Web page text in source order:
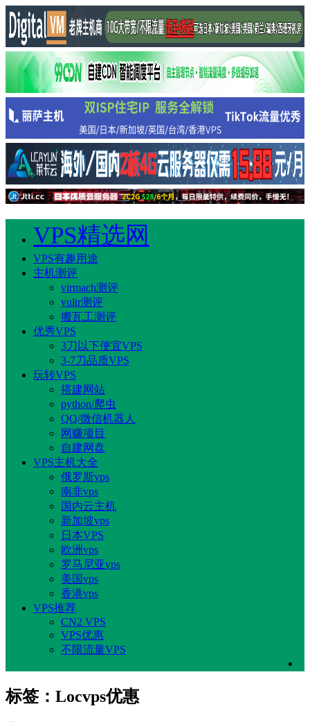
VPS精选网
VPS有趣用途
主机测评
virmach测评
vultr测评
搬瓦工测评
优秀VPS
3刀以下便宜VPS
3-7刀品质VPS
玩转VPS
搭建网站
python/爬虫
QQ/微信机器人
网赚项目
自建网盘
VPS主机大全
俄罗斯vps
南非vps
国内云主机
新加坡vps
日本VPS
欧洲vps
罗马尼亚vps
美国vps
香港vps
VPS推荐
CN2 VPS
VPS优惠
不限流量VPS
标签：Locvps优惠